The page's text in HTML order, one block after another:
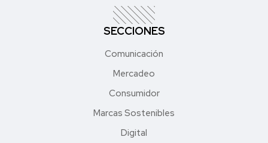
SECCIONES
Comunicación
Mercadeo
Consumidor
Marcas Sostenibles
Digital